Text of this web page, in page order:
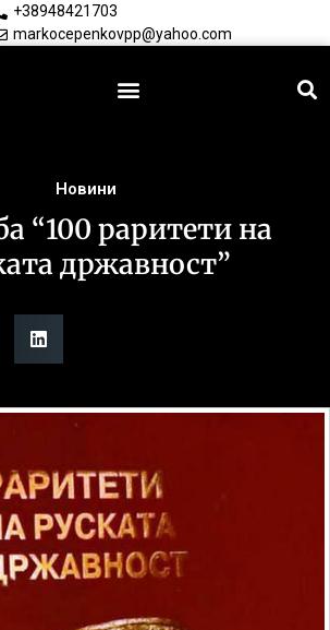
+38948421703
markocepenkovpp@yahoo.com
Новини
“100 раритети на
државност”